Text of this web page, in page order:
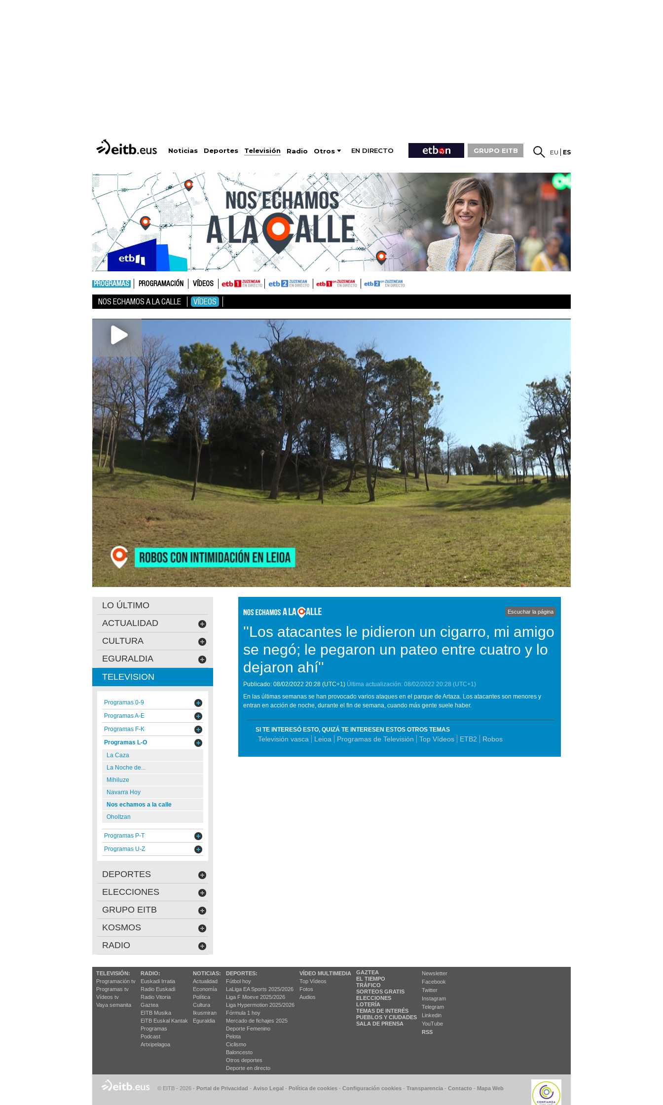
Noticias Deportes Televisión Radio Otros EN DIRECTO GRUPO EITB EU ES
PROGRAMAS PROGRAMACIÓN VÍDEOS
NOS ECHAMOS A LA CALLE VÍDEOS
Escuchar la página
''Los atacantes le pidieron un cigarro, mi amigo
se negó; le pegaron un pateo entre cuatro y lo
dejaron ahí''
Publicado: 08/02/2022 20:28 (UTC+1) Última actualización: 08/02/2022 20:28 (UTC+1)
En las últimas semanas se han provocado varios ataques en el parque de Artaza. Los atacantes son menores y
entran en acción de noche, durante el fin de semana, cuando más gente suele haber.
SI TE INTERESÓ ESTO, QUIZÁ TE INTERESEN ESTOS OTROS TEMAS
Televisión vasca Leioa Programas de Televisión Top Vídeos ETB2 Robos
LO ÚLTIMO
ACTUALIDAD
CULTURA
EGURALDIA
TELEVISION
Programas 0-9
Programas A-E
Programas F-K
Programas L-O
La Caza
La Noche de...
Mihiluze
Navarra Hoy
Nos echamos a la calle
Oholtzan
Programas P-T
Programas U-Z
DEPORTES
ELECCIONES
GRUPO EITB
KOSMOS
RADIO
TELEVISIÓN:
Programación tv
Programas tv
Vídeos tv
Vaya semanita
RADIO:
Euskadi Irratia
Radio Euskadi
Radio Vitoria
Gaztea
EITB Musika
EiTB Euskal Kantak
Programas
Podcast
Artxipelagoa
NOTICIAS:
Actualidad
Economía
Política
Cultura
Ikusmiran
Eguraldia
DEPORTES:
Fútbol hoy
LaLiga EA Sports 2025/2026
Liga F Moeve 2025/2026
Liga Hypermotion 2025/2026
Fórmula 1 hoy
Mercado de fichajes 2025
Deporte Femenino
Pelota
Ciclismo
Baloncesto
Otros deportes
Deporte en directo
VÍDEO MULTIMEDIA
Top Vídeos
Fotos
Audios
GAZTEA
EL TIEMPO
TRÁFICO
SORTEOS GRATIS
ELECCIONES
LOTERÍA
TEMAS DE INTERÉS
PUEBLOS Y CIUDADES
SALA DE PRENSA
Newsletter
Facebook
Twitter
Instagram
Telegram
Linkedin
YouTube
RSS
© EITB - 2026 - Portal de Privacidad - Aviso Legal - Política de cookies - Configuración cookies - Transparencia - Contacto - Mapa Web